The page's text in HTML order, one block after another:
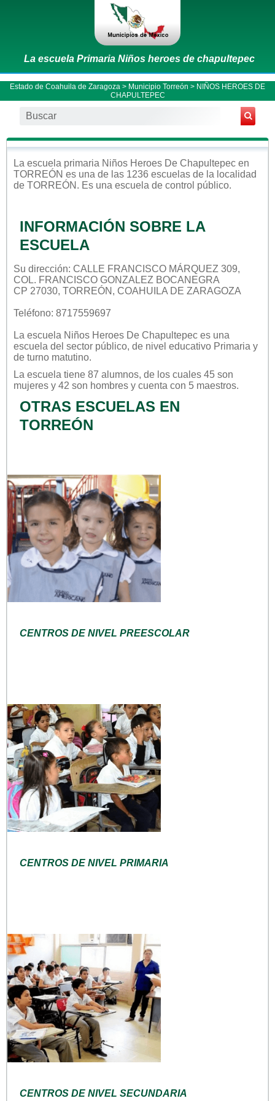
La escuela Primaria Niños heroes de chapultepec
Estado de Coahuila de Zaragoza > Municipio Torreón > NIÑOS HEROES DE
CHAPULTEPEC
La escuela primaria Niños Heroes De Chapultepec en
TORREÓN es una de las 1236 escuelas de la localidad
de TORREÓN . Es una escuela de control público.
INFORMACIÓN SOBRE LA
ESCUELA
Su dirección: CALLE FRANCISCO MÁRQUEZ 309,
COL. FRANCISCO GONZALEZ BOCANEGRA
CP 27030, TORREÓN, COAHUILA DE ZARAGOZA
Teléfono: 8717559697
La escuela Niños Heroes De Chapultepec es una
escuela del sector público, de nivel educativo Primaria y
de turno matutino.
La escuela tiene 87 alumnos, de los cuales 45 son
mujeres y 42 son hombres y cuenta con 5 maestros.
OTRAS ESCUELAS EN
TORREÓN
CENTROS DE NIVEL PREESCOLAR
CENTROS DE NIVEL PRIMARIA
CENTROS DE NIVEL SECUNDARIA